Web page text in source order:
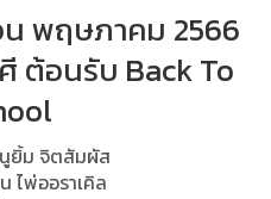
พฤษภาคม 2566
ต้อนรับ Back To
ยิ้ม จิตสัมผัส
ไพ่ออราเคิล